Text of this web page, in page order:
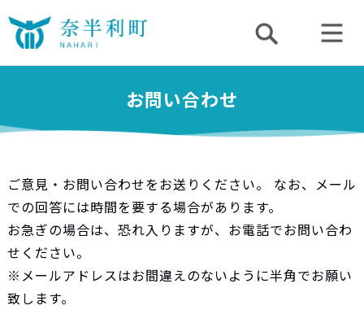
お問い合わせ
ご意見・お問い合わせをお送りください。 なお、メール
での回答には時間を要する場合があります。
お急ぎの場合は、恐れ入りますが、お電話でお問い合わ
せください。
※メールアドレスはお間違えのないように半角でお願い
致します。